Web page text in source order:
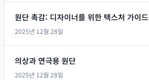
원단 촉감: 디자이너를 위한 텍스처 가이드
2025년 12월 28일
의상과 연극용 원단
2025년 12월 28일